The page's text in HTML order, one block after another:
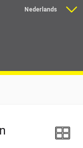
Nederlands
Nieuws
Contact